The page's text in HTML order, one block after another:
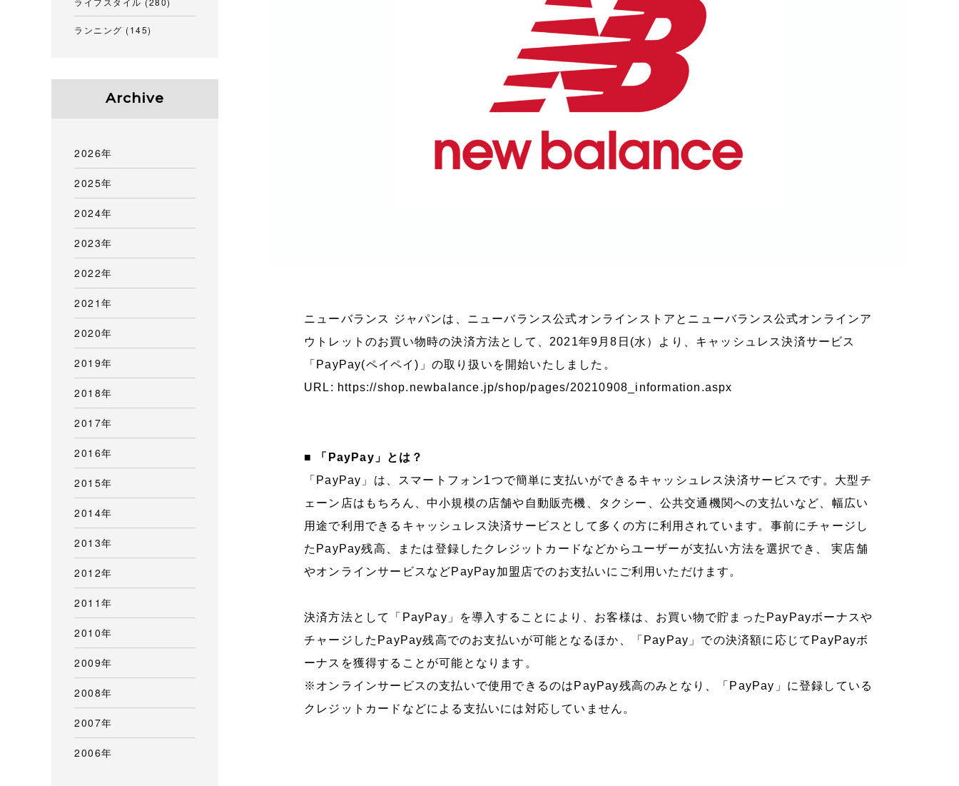
ニューバランス ジャパンは、ニューバランス公式オンラインストアとニューバランス公式オンラインア
ウトレットのお買い物時の決済方法として、2021年9月8日(水）より、キャッシュレス決済サービス
「PayPay(ペイペイ)」の取り扱いを開始いたしました。
URL: https://shop.newbalance.jp/shop/pages/20210908_information.aspx
■ 「PayPay」とは？
「PayPay」は、スマートフォン1つで簡単に支払いができるキャッシュレス決済サービスです。大型チ
ェーン店はもちろん、中小規模の店舗や自動販売機、タクシー、公共交通機関への支払いなど、幅広い
用途で利用できるキャッシュレス決済サービスとして多くの方に利用されています。事前にチャージし
たPayPay残高、または登録したクレジットカードなどからユーザーが支払い方法を選択でき、 実店舗
やオンラインサービスなどPayPay加盟店でのお支払いにご利用いただけます。
決済方法として「PayPay」を導入することにより、お客様は、お買い物で貯まったPayPayボーナスや
チャージしたPayPay残高でのお支払いが可能となるほか、「PayPay」での決済額に応じてPayPayボ
ーナスを獲得することが可能となります。
※オンラインサービスの支払いで使用できるのはPayPay残高のみとなり、「PayPay」に登録している
クレジットカードなどによる支払いには対応していません。
ランニング (145)
Archive
2026年
2025年
2024年
2023年
2022年
2021年
2020年
2019年
2018年
2017年
2016年
2015年
2014年
2013年
2012年
2011年
2010年
2009年
2008年
2007年
2006年